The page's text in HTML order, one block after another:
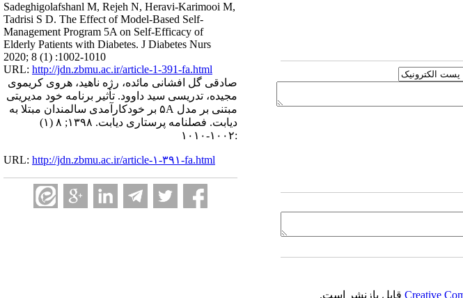
Sadeghigolafshanl M, Rejeh N, Heravi-Karimooi M,
Tadrisi S D. The Effect of Model-Based Self-
Management Program 5A on Self-Efficacy of
Elderly Patients with Diabetes. J Diabetes Nurs
2020; 8 (1) :1002-1010
URL: http://jdn.zbmu.ac.ir/article-1-391-fa.html
صادقی گل افشانی مائده، رژه ناهید، هروی کریموی
مجیده، تدریسی سید داوود. تأثیر برنامه خود مدیریتی
مبتنی بر مدل ۵A بر خودکارآمدی سالمندان مبتلا به
دیابت. فصلنامه پرستاری دیابت. ۱۳۹۸; ۸ (۱)
:۱۰۰۲-۱۰۱۰
URL: http://jdn.zbmu.ac.ir/article-۱-۳۹۱-fa.html
Creativeقابل بازنشر است.